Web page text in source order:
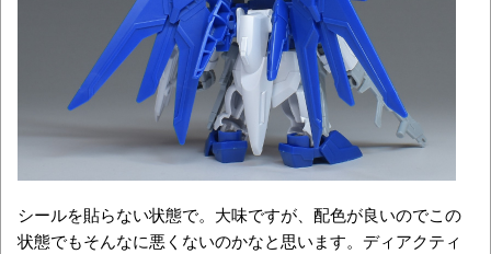
シールを貼らない状態で。大味ですが、配色が良いのでこの
状態でもそんなに悪くないのかなと思います。ディアクティ